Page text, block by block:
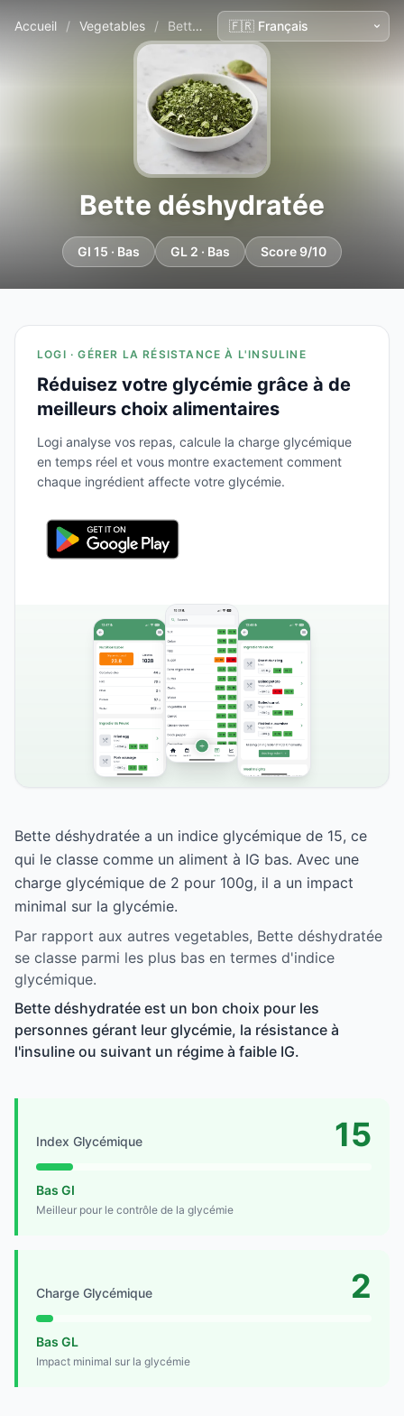
Accueil / Vegetables / Bette déshydratée
Bette déshydratée
GI 15 · Bas GL 2 · Bas Score 9/10
LOGI · GÉRER LA RÉSISTANCE À L'INSULINE
Réduisez votre glycémie grâce à de
meilleurs choix alimentaires
Logi analyse vos repas, calcule la charge glycémique
en temps réel et vous montre exactement comment
chaque ingrédient affecte votre glycémie.
Bette déshydratée a un indice glycémique de 15, ce
qui le classe comme un aliment à IG bas. Avec une
charge glycémique de 2 pour 100g, il a un impact
minimal sur la glycémie.
Par rapport aux autres vegetables, Bette déshydratée
se classe parmi les plus bas en termes d'indice
glycémique.
Bette déshydratée est un bon choix pour les
personnes gérant leur glycémie, la résistance à
l'insuline ou suivant un régime à faible IG.
Index Glycémique 15
Bas GI
Meilleur pour le contrôle de la glycémie
Charge Glycémique 2
Bas GL
Impact minimal sur la glycémie